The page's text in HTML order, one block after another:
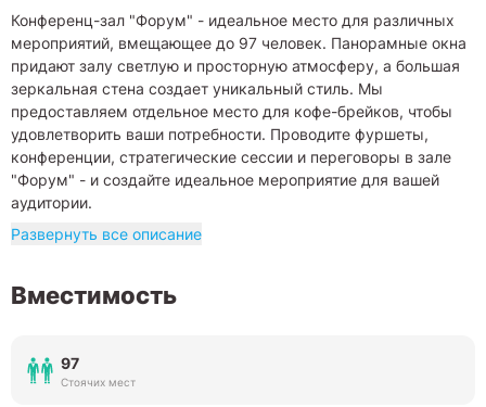
Конференц-зал "Форум" - идеальное место для различных
мероприятий, вмещающее до 97 человек. Панорамные окна
придают залу светлую и просторную атмосферу, а большая
зеркальная стена создает уникальный стиль. Мы
предоставляем отдельное место для кофе-брейков, чтобы
удовлетворить ваши потребности. Проводите фуршеты,
конференции, стратегические сессии и переговоры в зале
"Форум" - и создайте идеальное мероприятие для вашей
аудитории.
Развернуть все описание
Вместимость
97
Стоячих мест